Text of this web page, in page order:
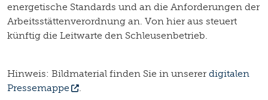
energetische Standards und an die Anforderungen der
Arbeitsstättenverordnung an. Von hier aus steuert
künftig die Leitwarte den Schleusenbetrieb.
Hinweis: Bildmaterial finden Sie in unserer digitalen
Pressemappe